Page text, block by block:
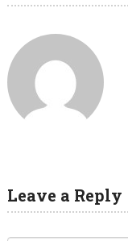
Leave a Reply